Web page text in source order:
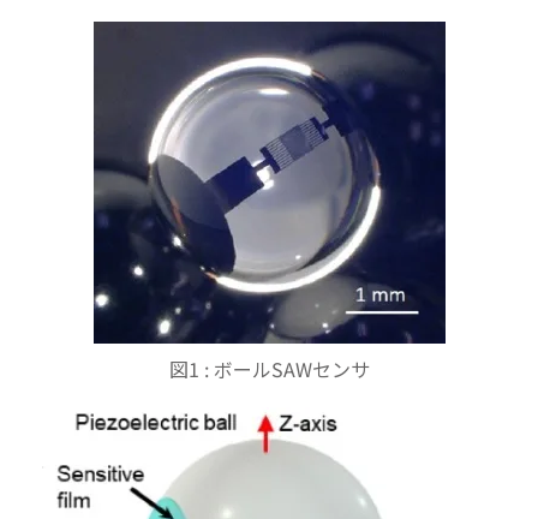
図1 : ボールSAWセンサ